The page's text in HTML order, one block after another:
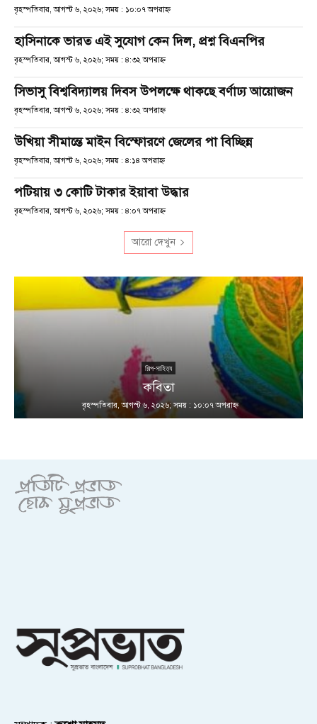
বৃহস্পতিবার, আগস্ট ৬, ২০২৬; সময় : ১০:০৭ অপরাহ্ণ
হাসিনাকে ভারত এই সুযোগ কেন দিল, প্রশ্ন বিএনপির
বৃহস্পতিবার, আগস্ট ৬, ২০২৬; সময় : ৪:৩২ অপরাহ্ণ
সিভাসু বিশ্ববিদ্যালয় দিবস উপলক্ষে থাকছে বর্ণাঢ্য আয়োজন
বৃহস্পতিবার, আগস্ট ৬, ২০২৬; সময় : ৪:৩২ অপরাহ্ণ
উখিয়া সীমান্তে মাইন বিস্ফোরণে জেলের পা বিচ্ছিন্ন
বৃহস্পতিবার, আগস্ট ৬, ২০২৬; সময় : ৪:১৪ অপরাহ্ণ
পটিয়ায় ৩ কোটি টাকার ইয়াবা উদ্ধার
বৃহস্পতিবার, আগস্ট ৬, ২০২৬; সময় : ৪:০৭ অপরাহ্ণ
আরো দেখুন
শিল্প-সাহিত্য
কবিতা
বৃহস্পতিবার, আগস্ট ৬, ২০২৬; সময় : ১০:০৭ অপরাহ্ণ